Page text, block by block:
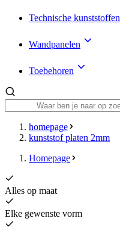
Technische kunststoffen
Wandpanelen
Toebehoren
homepage
kunststof platen 2mm
Homepage
Alles op maat
Elke gewenste vorm